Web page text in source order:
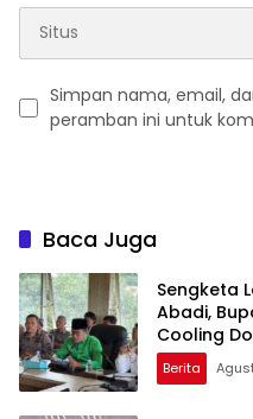
Simpan nama, email,
peramban ini untuk
Baca Juga
Sengketa
Abadi,
Cooling
Berita